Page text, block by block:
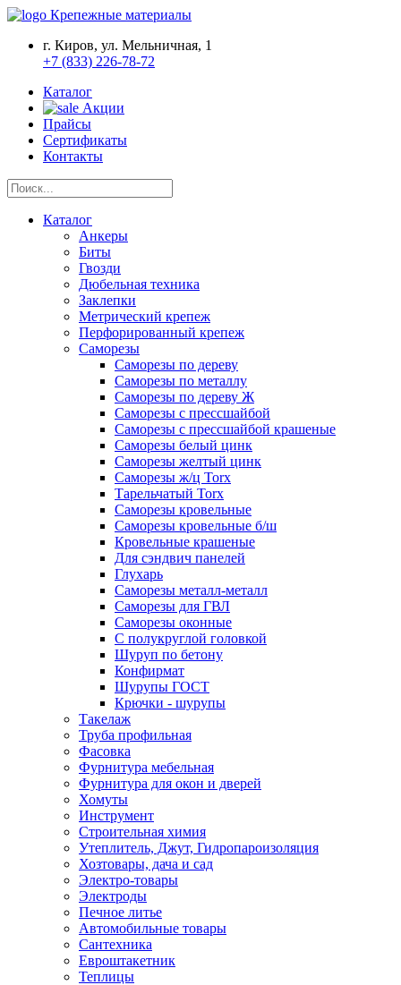
Крепежные материалы
г. Киров, ул. Мельничная, 1
+7 (833) 226-78-72
Каталог
Акции
Прайсы
Сертификаты
Контакты
Каталог
Анкеры
Биты
Гвозди
Дюбельная техника
Заклепки
Метрический крепеж
Перфорированный крепеж
Саморезы
Саморезы по дереву
Саморезы по металлу
Саморезы по дереву Ж
Саморезы с прессшайбой
Саморезы с прессшайбой крашеные
Саморезы белый цинк
Саморезы желтый цинк
Саморезы ж/ц Torx
Тарельчатый Torx
Саморезы кровельные
Саморезы кровельные б/ш
Кровельные крашеные
Для сэндвич панелей
Глухарь
Саморезы металл-металл
Саморезы для ГВЛ
Саморезы оконные
С полукруглой головкой
Шуруп по бетону
Конфирмат
Шурупы ГОСТ
Крючки - шурупы
Такелаж
Труба профильная
Фасовка
Фурнитура мебельная
Фурнитура для окон и дверей
Хомуты
Инструмент
Строительная химия
Утеплитель, Джут, Гидропароизоляция
Хозтовары, дача и сад
Электро-товары
Электроды
Печное литье
Автомобильные товары
Сантехника
Евроштакетник
Теплицы